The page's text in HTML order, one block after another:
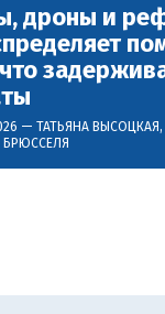
дроны и
— ТАТЬЯНА ВЫСОЦКАЯ
БРЮССЕЛЯ